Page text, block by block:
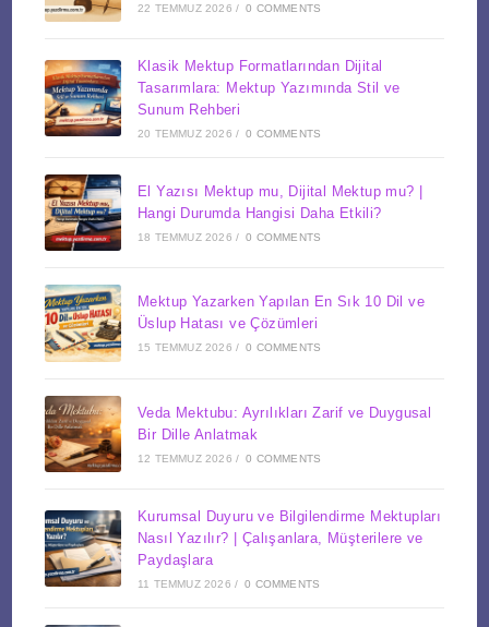
22 TEMMUZ 2026 / 0 COMMENTS
Klasik Mektup Formatlarından Dijital
Tasarımlara: Mektup Yazımında Stil ve
Sunum Rehberi
20 TEMMUZ 2026 / 0 COMMENTS
El Yazısı Mektup mu, Dijital Mektup mu? |
Hangi Durumda Hangisi Daha Etkili?
18 TEMMUZ 2026 / 0 COMMENTS
Mektup Yazarken Yapılan En Sık 10 Dil ve
Üslup Hatası ve Çözümleri
15 TEMMUZ 2026 / 0 COMMENTS
Veda Mektubu: Ayrılıkları Zarif ve Duygusal
Bir Dille Anlatmak
12 TEMMUZ 2026 / 0 COMMENTS
Kurumsal Duyuru ve Bilgilendirme Mektupları
Nasıl Yazılır? | Çalışanlara, Müşterilere ve
Paydaşlara
11 TEMMUZ 2026 / 0 COMMENTS